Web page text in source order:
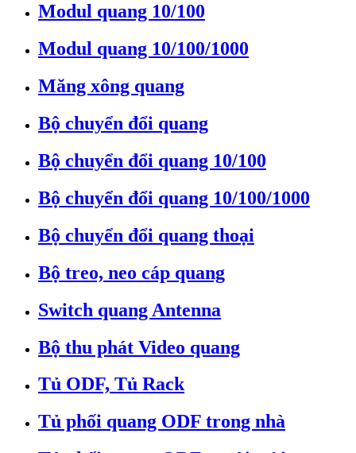
Modul quang 10/100
Modul quang 10/100/1000
Măng xông quang
Bộ chuyển đổi quang
Bộ chuyển đổi quang 10/100
Bộ chuyển đổi quang 10/100/1000
Bộ chuyển đổi quang thoại
Bộ treo, neo cáp quang
Switch quang Antenna
Bộ thu phát Video quang
Tủ ODF, Tủ Rack
Tủ phối quang ODF trong nhà